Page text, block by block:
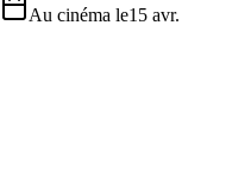
Au cinéma le15 avr.